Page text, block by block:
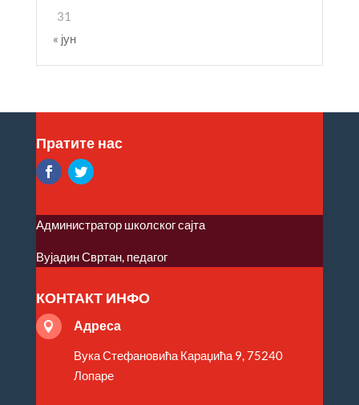
31
« јун
Пратите нас
Администратор школског сајта
Вујадин Свртан, педагог
КОНТАКТ ИНФО
 Адреса
Вука Стефановића Караџића 9, 75240
Лопаре